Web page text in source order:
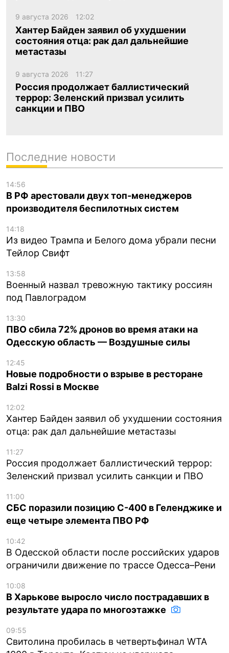
9 августа 2026 12:02
Хантер Байден заявил об ухудшении
состояния отца: рак дал дальнейшие
метастазы
9 августа 2026 11:27
Россия продолжает баллистический
террор: Зеленский призвал усилить
санкции и ПВО
Последние новости
14:56
В РФ арестовали двух топ-менеджеров
производителя беспилотных систем
14:18
Из видео Трампа и Белого дома убрали песни
Тейлор Свифт
13:58
Военный назвал тревожную тактику россиян
под Павлоградом
13:30
ПВО сбила 72% дронов во время атаки на
Одесскую область — Воздушные силы
12:45
Новые подробности о взрыве в ресторане
Balzi Rossi в Москве
12:02
Хантер Байден заявил об ухудшении состояния
отца: рак дал дальнейшие метастазы
11:27
Россия продолжает баллистический террор:
Зеленский призвал усилить санкции и ПВО
11:00
СБС поразили позицию С-400 в Геленджике и
еще четыре элемента ПВО РФ
10:42
В Одесской области после российских ударов
ограничили движение по трассе Одесса–Рени
10:08
В Харькове выросло число пострадавших в
результате удара по многоэтажке
09:55
Свитолина пробилась в четвертьфинал WTA